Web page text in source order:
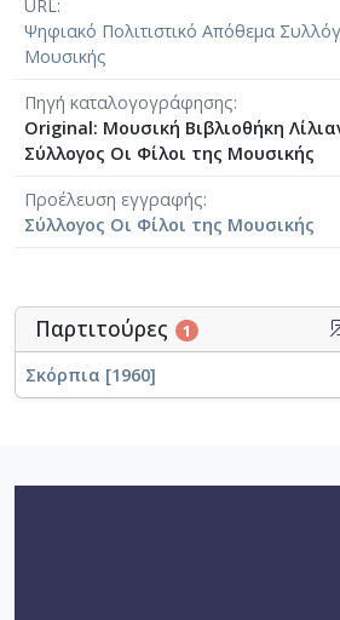
URL
Ψηφιακό Πολιτιστικό Απόθεμα
Μουσικής
Πηγή καταλογογράφησης
Original: Μουσική Βιβλιοθήκη
Σύλλογος Οι Φίλοι της Μουσικής
Προέλευση εγγραφής
Σύλλογος Οι Φίλοι της Μουσικής
Παρτιτούρες 1
Σκόρπια [1960]